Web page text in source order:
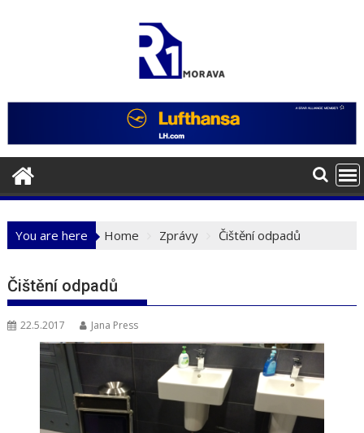
You are here Home Zprávy Čištění odpadů
Čištění odpadů
22.5.2017 Jana Press